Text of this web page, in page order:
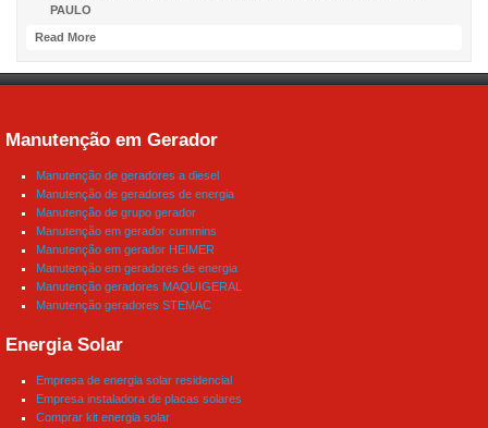
PAULO
Read More
Manutenção em Gerador
Manutenção de geradores a diesel
Manutenção de geradores de energia
Manutenção de grupo gerador
Manutenção em gerador cummins
Manutenção em gerador HEIMER
Manutenção em geradores de energia
Manutenção geradores MAQUIGERAL
Manutenção geradores STEMAC
Energia Solar
Empresa de energia solar residencial
Empresa instaladora de placas solares
Comprar kit energia solar